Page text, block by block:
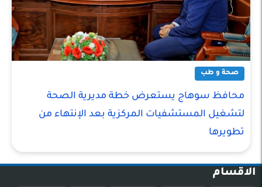
صحة و طب
محافظ سوهاج يستعرض خطة مديرية الصحة
لتشغيل المستشفيات المركزية بعد الإنتهاء من
تطويرها
الاقسام